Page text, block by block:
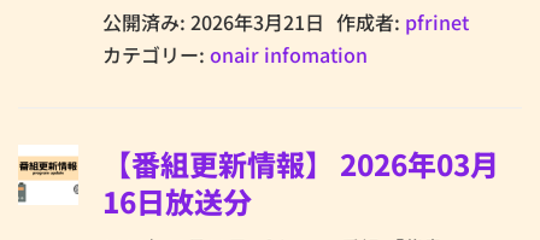
公開済み: 2026年3月21日 作成者: pfrinet
カテゴリー: onair infomation
【番組更新情報】 2026年03月
16日放送分